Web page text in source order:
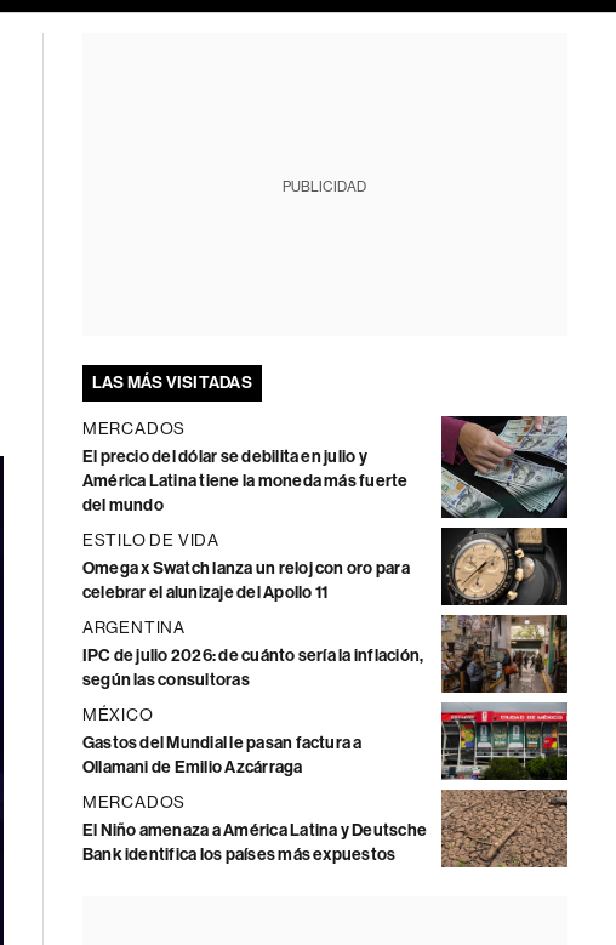
PUBLICIDAD
LAS MÁS VISITADAS
MERCADOS
El precio del dólar se debilita en julio y
América Latina tiene la moneda más fuerte
del mundo
ESTILO DE VIDA
Omega x Swatch lanza un reloj con oro para
celebrar el alunizaje del Apollo 11
ARGENTINA
IPC de julio 2026: de cuánto sería la inflación,
según las consultoras
MÉXICO
Gastos del Mundial le pasan factura a
Ollamani de Emilio Azcárraga
MERCADOS
El Niño amenaza a América Latina y Deutsche
Bank identifica los países más expuestos